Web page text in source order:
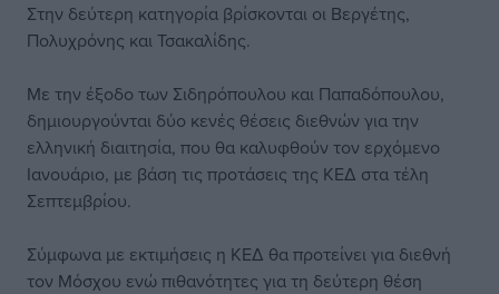
Στην δεύτερη κατηγορία βρίσκονται οι Βεργέτης,
Πολυχρόνης και Τσακαλίδης.
Με την έξοδο των Σιδηρόπουλου και Παπαδόπουλου,
δημιουργούνται δύο κενές θέσεις διεθνών για την
ελληνική διαιτησία, που θα καλυφθούν τον ερχόμενο
Ιανουάριο, με βάση τις προτάσεις της ΚΕΔ στα τέλη
Σεπτεμβρίου.
Σύμφωνα με εκτιμήσεις η ΚΕΔ θα προτείνει για διεθνή
τον Μόσχου ενώ πιθανότητες για τη δεύτερη θέση